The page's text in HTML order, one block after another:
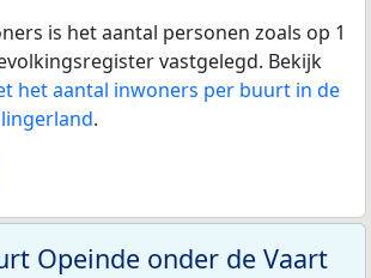
is het aantal personen zoals op 1
vastgelegd. Bekijk
het aantal inwoners per buurt in de
.
Opeinde onder de Vaart